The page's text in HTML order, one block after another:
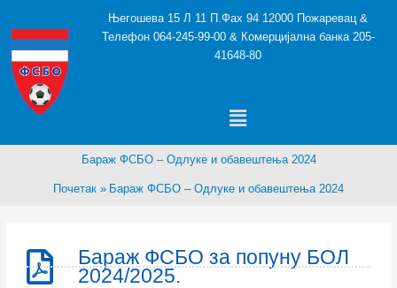
на
Његошева 15 Л 11 П.Фах 94 12000 Пожаревац &
Телефон 064-245-99-00 & Комерцијална банка 205-
41648-80
Menu
Бараж ФСБО – Одлуке и обавештења 2024
Почетак Бараж ФСБО – Одлуке и обавештења 2024
Бараж ФСБО за попуну БОЛ
2024/2025.